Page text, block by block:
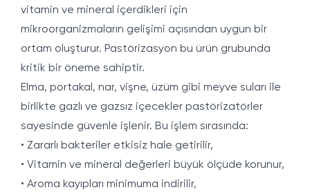
vitamin ve mineral içerdikleri için
mikroorganizmaların gelişimi açısından uygun bir
ortam oluşturur. Pastörizasyon bu ürün grubunda
kritik bir öneme sahiptir.
Elma, portakal, nar, vişne, üzüm gibi meyve suları ile
birlikte gazlı ve gazsız içecekler pastörizatörler
sayesinde güvenle işlenir. Bu işlem sırasında:
• Zararlı bakteriler etkisiz hale getirilir,
• Vitamin ve mineral değerleri büyük ölçüde korunur,
• Aroma kayıpları minimuma indirilir,